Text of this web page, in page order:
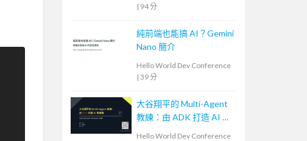
| 94 分
純前端也能搞 AI？Gemini
Nano 簡介
Hello World Dev Conference
| 39 分
大谷翔平的 Multi-Agent
教練：由 ADK 打造 AI 教
Hello World Dev Conference